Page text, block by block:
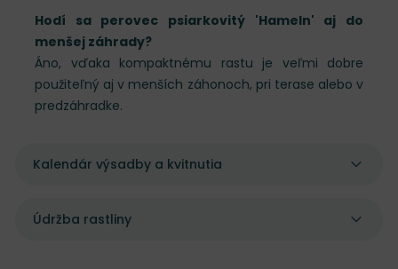
Hodí sa perovec psiarkovitý 'Hameln' aj do
menšej záhrady?
Áno, vďaka kompaktnému rastu je veľmi dobre
použiteľný aj v menších záhonoch, pri terase alebo v
predzáhradke.
Kalendár výsadby a kvitnutia
Údržba rastliny